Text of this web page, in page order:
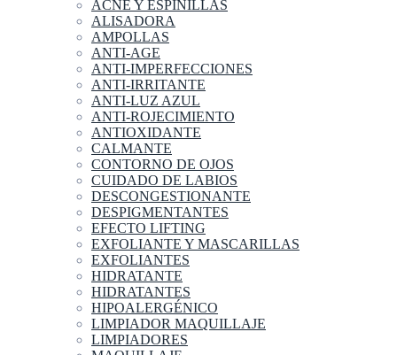
ACNE Y ESPINILLAS
ALISADORA
AMPOLLAS
ANTI-AGE
ANTI-IMPERFECCIONES
ANTI-IRRITANTE
ANTI-LUZ AZUL
ANTI-ROJECIMIENTO
ANTIOXIDANTE
CALMANTE
CONTORNO DE OJOS
CUIDADO DE LABIOS
DESCONGESTIONANTE
DESPIGMENTANTES
EFECTO LIFTING
EXFOLIANTE Y MASCARILLAS
EXFOLIANTES
HIDRATANTE
HIDRATANTES
HIPOALERGÉNICO
LIMPIADOR MAQUILLAJE
LIMPIADORES